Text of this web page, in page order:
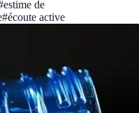
estime de
#écoute active